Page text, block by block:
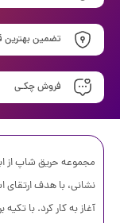
تضمین
فروش چکـی
مجموعه حریق شاپ از
نشانی، با هدف ارتقای
آغاز به کار کرد. با